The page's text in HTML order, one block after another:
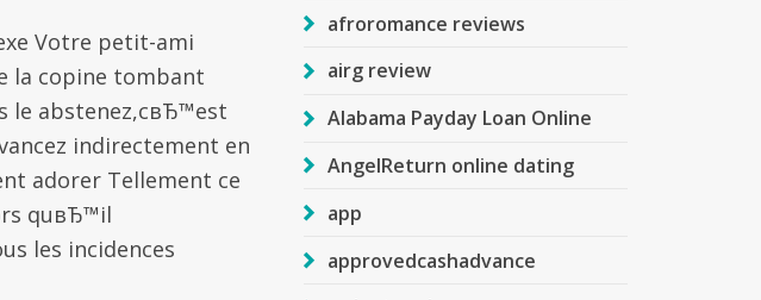
Votre petit-ami
la copine tombant
le abstenez,cвЂ™est
indirectement en
adorer Tellement ce
quвЂ™il
les incidences
afroromance reviews
airg review
Alabama Payday Loan Online
AngelReturn online dating
app
approvedcashadvance